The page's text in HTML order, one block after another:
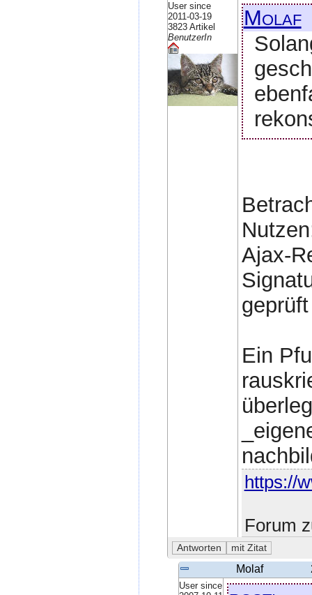
User since
2011-03-19
3823 Artikel
BenutzerIn
Molaf
Ajax-
Ein
https://
Forum
Molaf
User since